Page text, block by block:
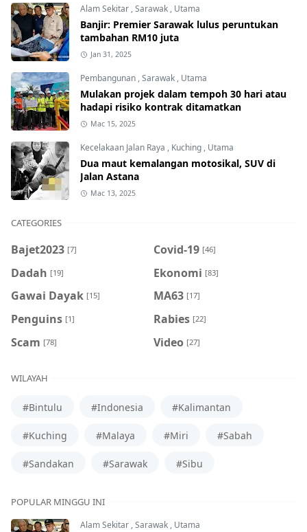
Alam Sekitar ,Sarawak , Utama
Banjir: Premier Sarawak lulus peruntukan
tambahan RM10 juta
Jan 31, 2025
Pembangunan ,Sarawak , Utama
Mulakan projek dalam tempoh 30 hari atau
hadapi risiko kontrak ditamatkan
Mac 15, 2025
Kecelakaan Jalan Raya , Kuching , Utama
Dua maut kemalangan motosikal, SUV di
Jalan Astana
Mac 13, 2025
CATEGORIES
Bajet2023 [7] Covid-19 [46]
Dadah [19] Ekonomi [83]
Gawai Dayak [15] MA63 [17]
Penguins [1] Rabies [22]
Scam [78] Video [27]
WILAYAH
#Bintulu #Indonesia #Kalimantan
#Kuching #Malaya #Miri #Sabah
#Sandakan #Sarawak #Sibu
POPULAR MINGGU INI
Alam Sekitar,Sarawak, Utama